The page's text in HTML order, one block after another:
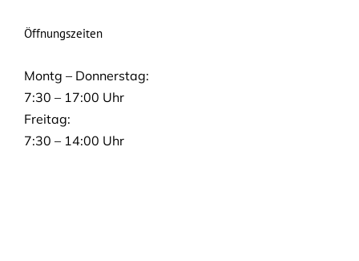
Öffnungszeiten
Montg – Donnerstag:
7:30 – 17:00 Uhr
Freitag:
7:30 – 14:00 Uhr